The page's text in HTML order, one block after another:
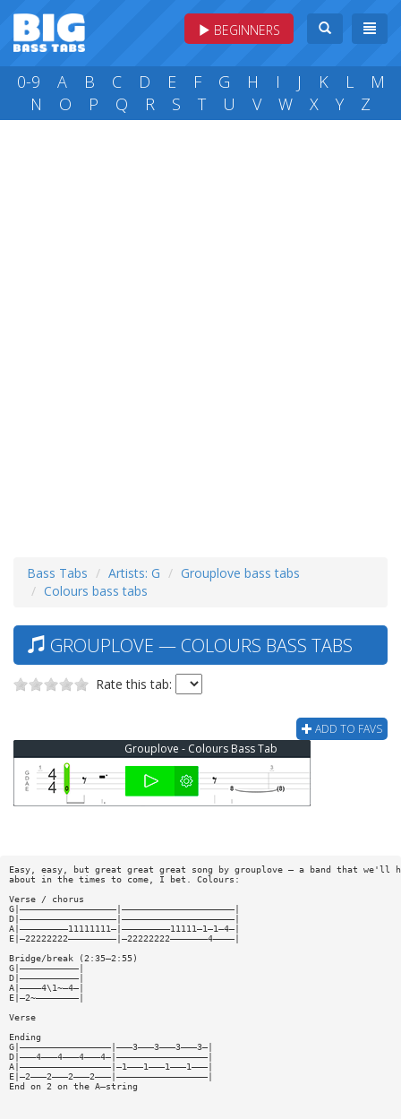
BEGINNERS
0-9 A B C D E F G H I J K L
M
N
O P Q R S T U V W X Y Z
Bass Tabs Artists: G
Grouplove bass tabs
Colours bass tabs
GROUPLOVE — COLOURS BASS TABS
Rate this tab:
ADD TO FAVS
Grouplove - Colours Bass Tab
Easy, easy, but great great great song by grouplove — a band that we'll
about in the times to come, I bet. Colours:
Verse / chorus
G|——————————————————|—————————————————————|
D|——————————————————|—————————————————————|
A|—————————11111111—|—————————11111—1—1—4—|
E|—22222222—————————|—22222222———————4————|
Bridge/break (2:35—2:55)
G|———————————|
D|———————————|
A|————4\1~—4—|
E|—2~————————|
Verse
Ending
G|—————————————————|———3———3———3———3—|
D|———4———4———4———4—|—————————————————|
A|—————————————————|—1———1———1———1———|
E|—2———2———2———2———|—————————————————|
End on 2 on the A—string